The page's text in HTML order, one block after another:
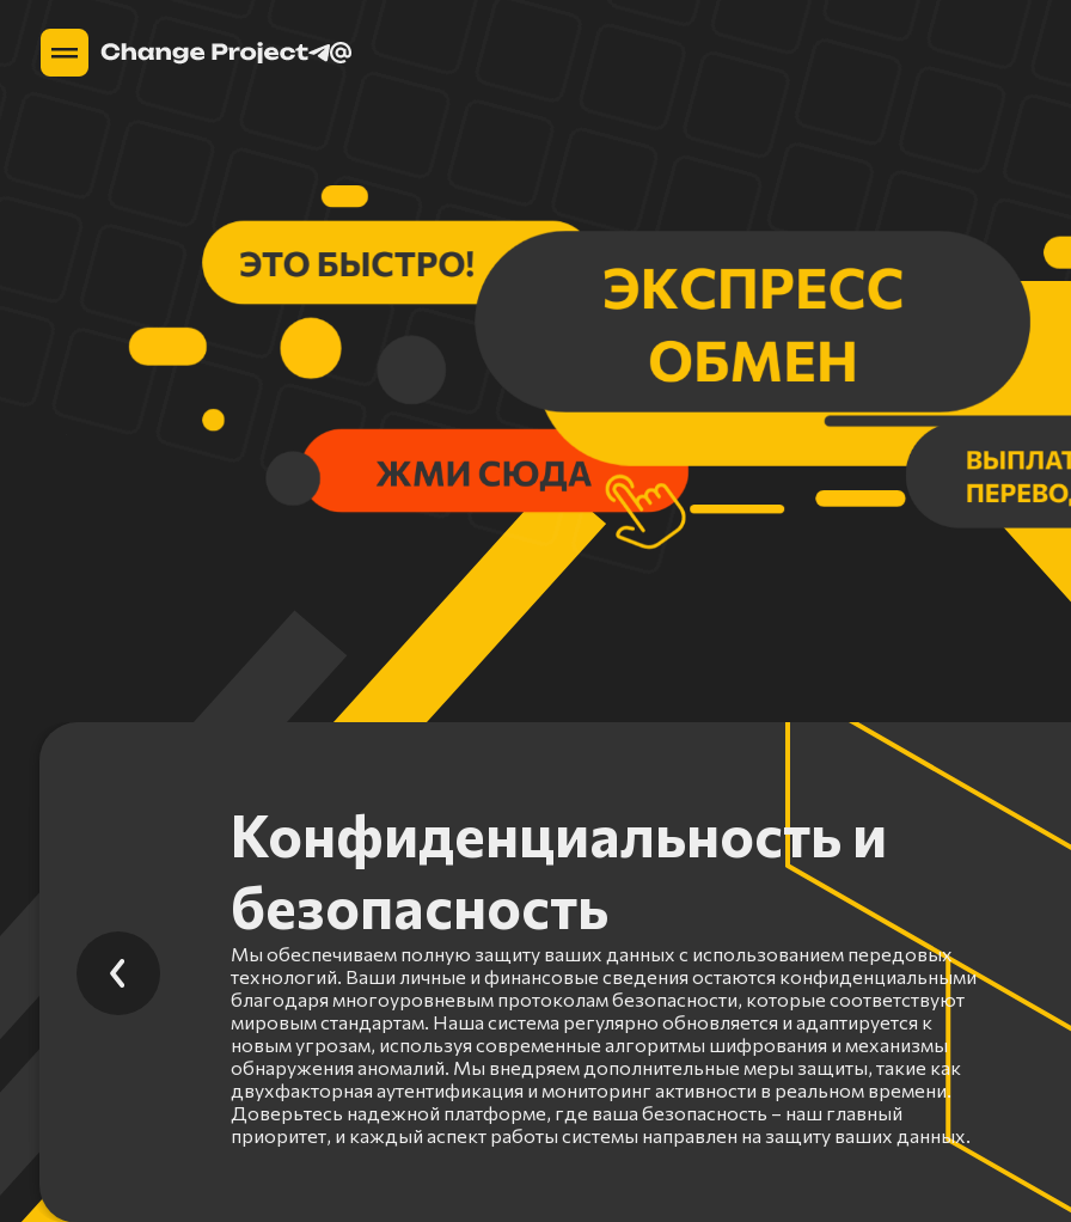
Конфиденциальность и
безопасность
Мы обеспечиваем полную защиту ваших данных с использованием передовых
технологий. Ваши личные и финансовые сведения остаются конфиденциальными
благодаря многоуровневым протоколам безопасности, которые соответствуют
мировым стандартам. Наша система регулярно обновляется и адаптируется к
новым угрозам, используя современные алгоритмы шифрования и механизмы
обнаружения аномалий. Мы внедряем дополнительные меры защиты, такие как
двухфакторная аутентификация и мониторинг активности в реальном времени.
Доверьтесь надежной платформе, где ваша безопасность – наш главный
приоритет, и каждый аспект работы системы направлен на защиту ваших данных.